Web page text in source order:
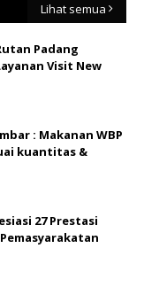
Lihat semua
Padang
Visit New
: Makanan WBP
kuantitas &
27 Prestasi